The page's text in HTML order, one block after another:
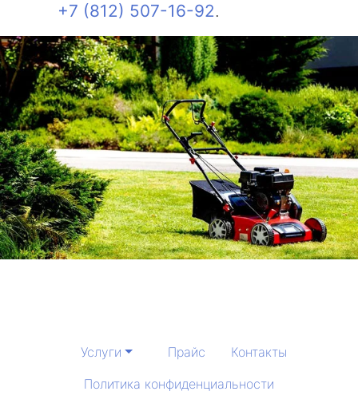
+7 (812) 507-16-92.
Услуги Прайс
Контакты
Политика конфиденциальности